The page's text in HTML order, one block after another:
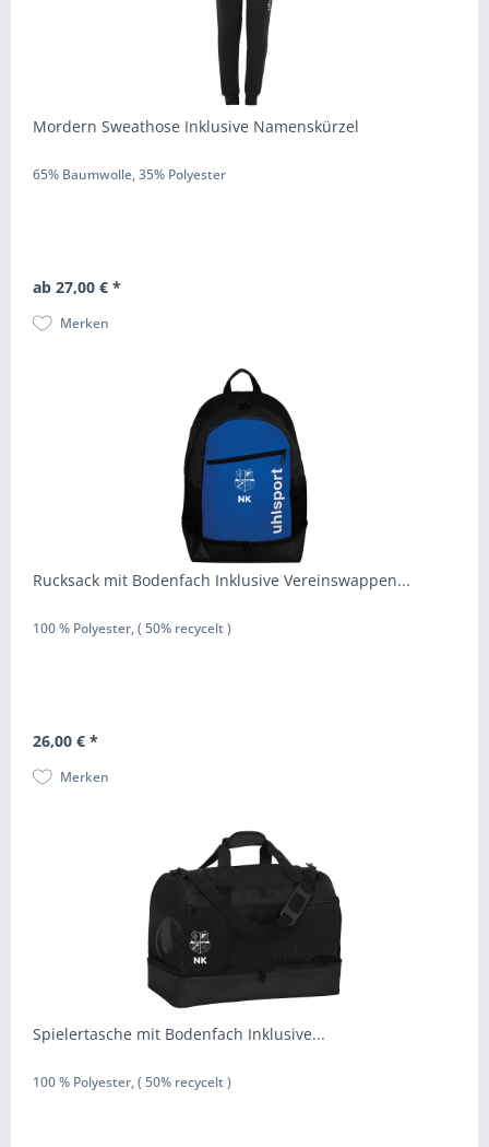
Mordern Sweathose Inklusive Namenskürzel
65% Baumwolle, 35% Polyester
ab 27,00 € *
Merken
Rucksack mit Bodenfach Inklusive Vereinswappen...
100 % Polyester, ( 50% recycelt )
26,00 € *
Merken
Spielertasche mit Bodenfach Inklusive...
100 % Polyester, ( 50% recycelt )